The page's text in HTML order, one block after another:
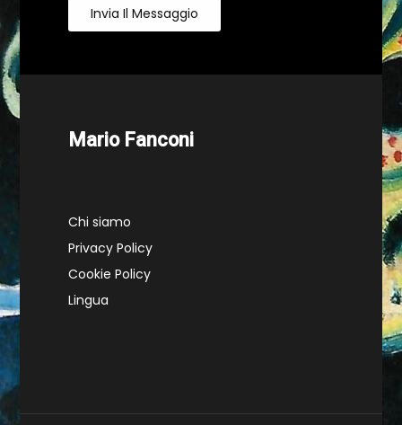
Invia Il Messaggio
Mario Fanconi
Chi siamo
Privacy Policy
Cookie Policy
Lingua